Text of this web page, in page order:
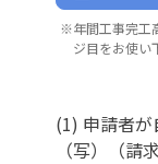
※年間工事完工
ジ目をお使い
(1) 申請者
（写）（請